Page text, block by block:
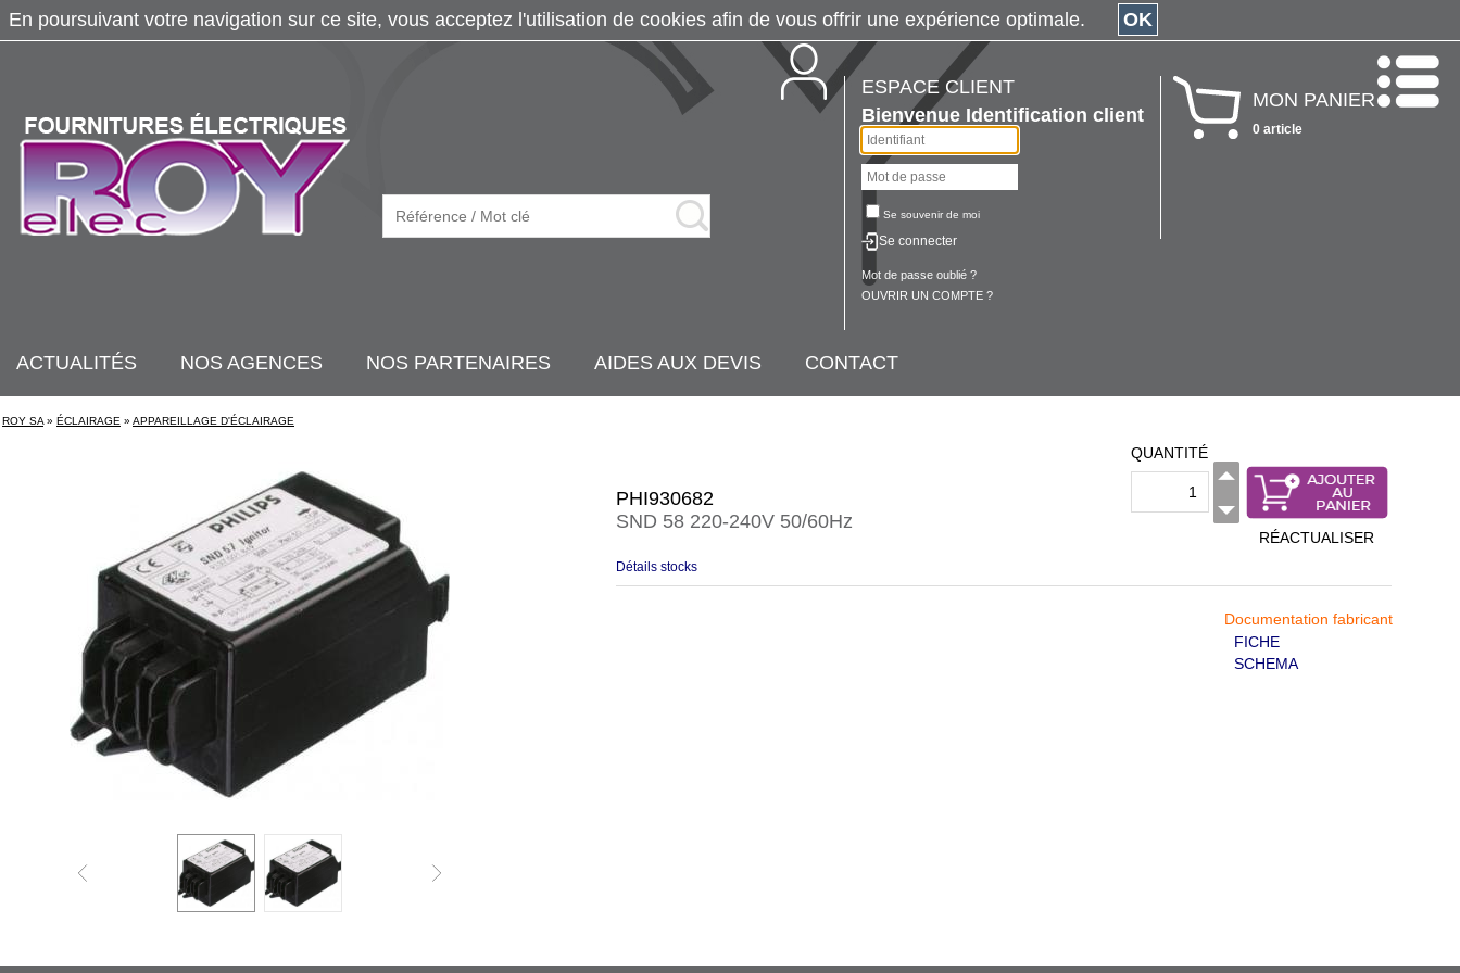
ESPACE CLIENT
Bienvenue Identification client
Se souvenir de moi
Se connecter
Mot de passe oublié ?
OUVRIR UN COMPTE ?
MON PANIER
0 article
ACTUALITÉS NOS AGENCES NOS PARTENAIRES AIDES AUX DEVIS CONTACT
ROY SA » ÉCLAIRAGE » APPAREILLAGE D'ÉCLAIRAGE
PHI930682
SND 58 220-240V 50/60Hz
QUANTITÉ
RÉACTUALISER
Détails stocks
Documentation fabricant
FICHE
SCHEMA
En poursuivant votre navigation sur ce site, vous acceptez l'utilisation de cookies afin de vous offrir une expérience optimale. OK